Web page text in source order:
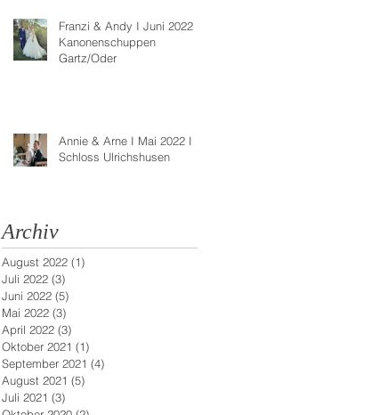
Franzi & Andy I Juni 2022 I
Kanonenschuppen
Gartz/Oder
Annie & Arne I Mai 2022 I
Schloss Ulrichshusen
Archiv
August 2022 (1)
Juli 2022 (3)
Juni 2022 (5)
Mai 2022 (3)
April 2022 (3)
Oktober 2021 (1)
September 2021 (4)
August 2021 (5)
Juli 2021 (3)